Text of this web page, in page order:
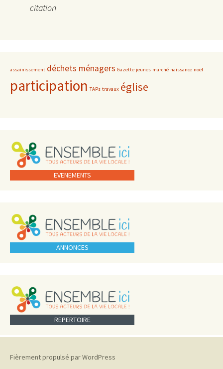
citation
assainissement déchets ménagers Gazette jeunes marché naissance noël
participation TAPs travaux église
EVENEMENTS
ANNONCES
REPERTOIRE
Fièrement propulsé par WordPress